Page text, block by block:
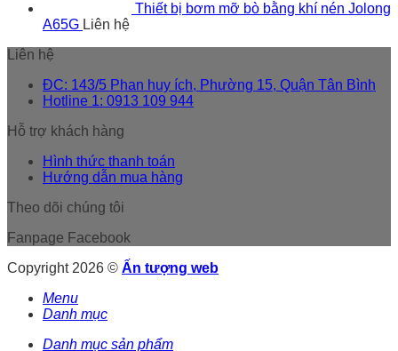
Thiết bị bơm mỡ bò bằng khí nén Jolong
A65G Liên hệ
Liên hệ
ĐC: 143/5 Phan huy ích, Phường 15, Quận Tân Bình
Hotline 1: 0913 109 944
Hỗ trợ khách hàng
Hình thức thanh toán
Hướng dẫn mua hàng
Theo dõi chúng tôi
Fanpage Facebook
Copyright 2026 © Ấn tượng web
Menu
Danh mục
Danh mục sản phẩm